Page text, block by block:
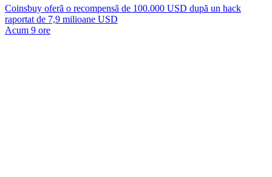
Coinsbuy oferă o recompensă de 100.000 USD după un hack
raportat de 7,9 milioane USD
Acum 9 ore